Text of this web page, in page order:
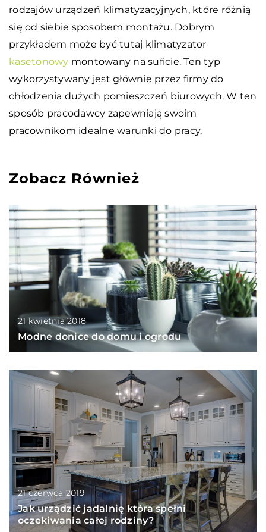
rodzajów urządzeń klimatyzacyjnych, które różnią
się od siebie sposobem montażu. Dobrym
przykładem może być tutaj klimatyzator
kasetonowy montowany na suficie. Ten typ
wykorzystywany jest głównie przez firmy do
chłodzenia dużych pomieszczeń biurowych. W ten
sposób pracodawcy zapewniają swoim
pracownikom idealne warunki do pracy.
Zobacz Również
21 kwietnia 2018
Modne donice do domu i ogrodu
21 czerwca 2019
Jak urządzić jadalnię która spełni
oczekiwania całej rodziny?